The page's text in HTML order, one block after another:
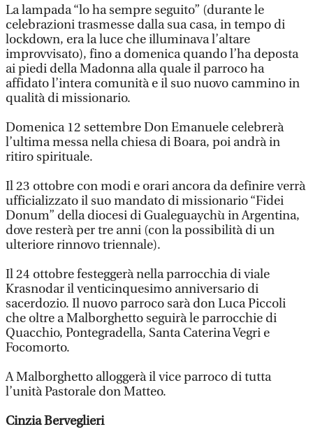
La lampada “lo ha sempre seguito” (durante le
celebrazioni trasmesse dalla sua casa, in tempo di
lockdown, era la luce che illuminava l’altare
improvvisato), fino a domenica quando l’ha deposta
ai piedi della Madonna alla quale il parroco ha
affidato l’intera comunità e il suo nuovo cammino in
qualità di missionario.
Domenica 12 settembre Don Emanuele celebrerà
l’ultima messa nella chiesa di Boara, poi andrà in
ritiro spirituale.
Il 23 ottobre con modi e orari ancora da definire verrà
ufficializzato il suo mandato di missionario “Fidei
Donum” della diocesi di Gualeguaychù in Argentina,
dove resterà per tre anni (con la possibilità di un
ulteriore rinnovo triennale).
Il 24 ottobre festeggerà nella parrocchia di viale
Krasnodar il venticinquesimo anniversario di
sacerdozio. Il nuovo parroco sarà don Luca Piccoli
che oltre a Malborghetto seguirà le parrocchie di
Quacchio, Pontegradella, Santa Caterina Vegri e
Focomorto.
A Malborghetto alloggerà il vice parroco di tutta
l’unità Pastorale don Matteo.
Cinzia Berveglieri